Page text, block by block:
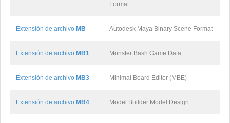
Format
Extensión de archivo MB Autodesk Maya Binary Scene Format
Extensión de archivo MB1 Monster Bash Game Data
Extensión de archivo MB3 Minimal Board Editor (MBE)
Extensión de archivo MB4 Model Builder Model Design